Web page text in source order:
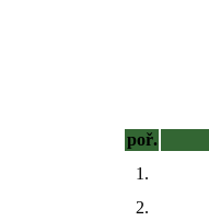
poř.
1.
2.